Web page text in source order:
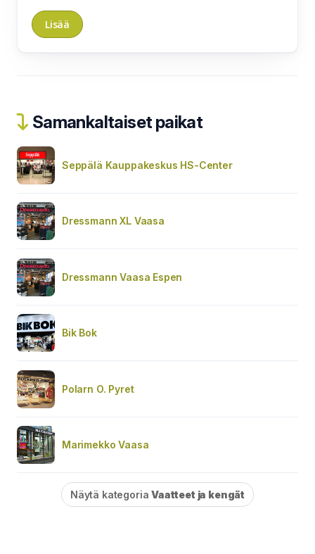
Samankaltaiset paikat
Seppälä Kauppakeskus HS-Center
Dressmann XL Vaasa
Dressmann Vaasa Espen
Bik Bok
Polarn O. Pyret
Marimekko Vaasa
Näytä kategoriaVaatteet ja kengät